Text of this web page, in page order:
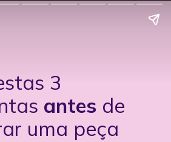
3
antes de
uma peça